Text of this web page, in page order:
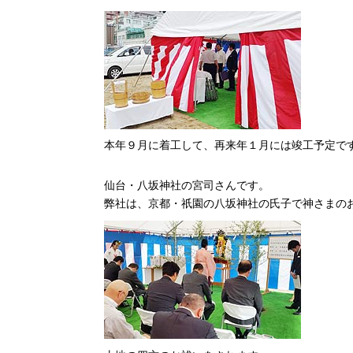
本年９月に着工して、再来年１月には竣工予定で
仙台・八坂神社の宮司さんです。
弊社は、京都・祇園の八坂神社の氏子で神さまの